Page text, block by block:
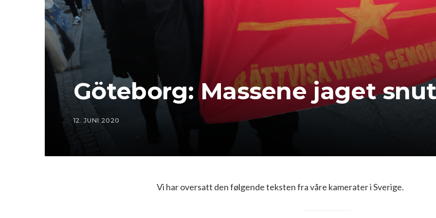
Göteborg: Massene jaget
12. JUNI 2020
Vi har oversatt den følgende teksten fra våre kamerater i Sverige.